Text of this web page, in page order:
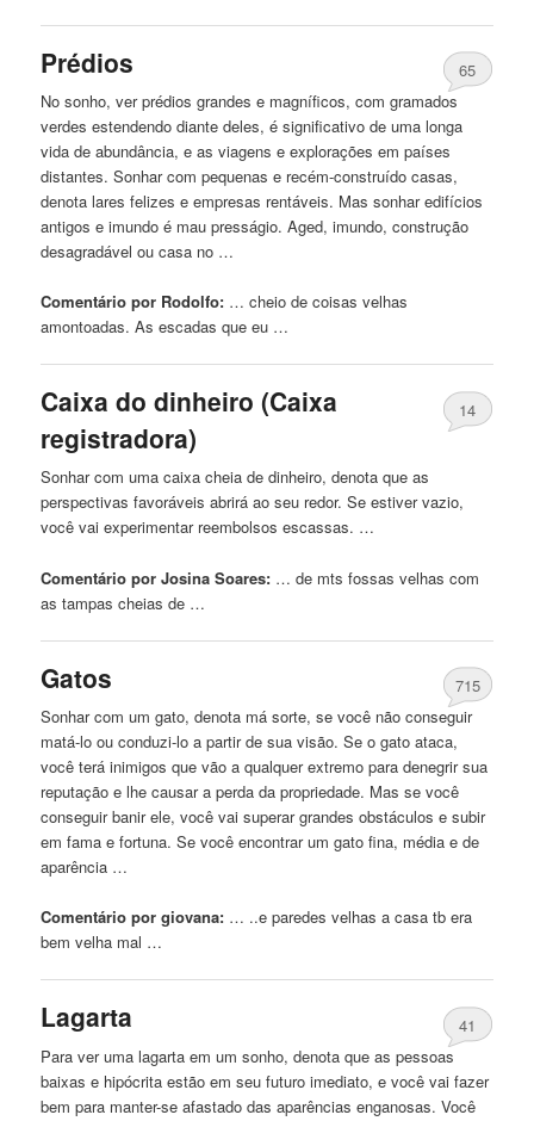
Prédios
65
No sonho, ver prédios grandes e magníficos, com gramados
verdes estendendo diante deles, é significativo de uma longa
vida de abundância, e as viagens e explorações em países
distantes. Sonhar com pequenas e recém-construído casas,
denota lares felizes e empresas rentáveis. Mas sonhar edifícios
antigos e imundo é mau presságio. Aged, imundo, construção
desagradável ou casa no …
Comentário por Rodolfo: … cheio de coisasvelhas
amontoadas. As escadas que eu …
Caixa do dinheiro (Caixa
registradora)
14
Sonhar com uma caixa cheia de dinheiro, denota que as
perspectivas favoráveis ​​abrirá ao seu redor. Se estiver vazio,
você vai experimentar reembolsos escassas. …
Comentário por Josina Soares: … de mts fossasvelhas com
as tampas cheias de …
Gatos
715
Sonhar com um gato, denota má sorte, se você não conseguir
matá-lo ou conduzi-lo a partir de sua visão. Se o gato ataca,
você terá inimigos que vão a qualquer extremo para denegrir sua
reputação e lhe causar a perda da propriedade. Mas se você
conseguir banir ele, você vai superar grandes obstáculos e subir
em fama e fortuna. Se você encontrar um gato fina, média e de
aparência …
Comentário por giovana: … ..e paredesvelhas a casa tb era
bem velha mal …
Lagarta
41
Para ver uma lagarta em um sonho, denota que as pessoas
baixas e hipócrita estão em seu futuro imediato, e você vai fazer
bem para manter-se afastado das aparências enganosas. Você